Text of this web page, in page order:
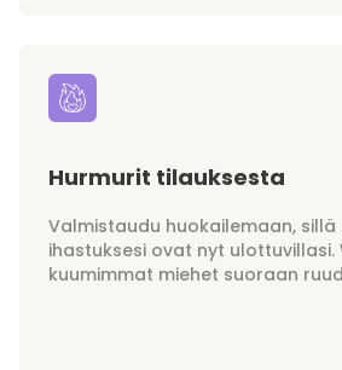
Hurmurit tilauksesta
Valmistaudu huokailemaan,
ihastuksesi ovat nyt ulottuvillasi.
kuumimmat miehet suoraan